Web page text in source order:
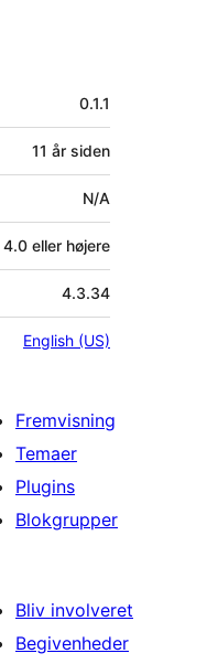
0.1.1
11 år siden
N/A
4.0 eller højere
4.3.34
English (US)
Fremvisning
Temaer
Plugins
Blokgrupper
Bliv involveret
Begivenheder